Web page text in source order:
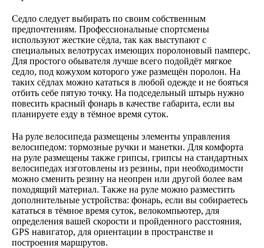
Седло следует выбирать по своим собственным
предпочтениям. Профессиональные спортсмены
используют жесткие сёдла, так как выступают с
специальных велотрусах имеющих поролоновый памперс.
Для простого обывателя лучше всего подойдёт мягкое
седло, под кожухом которого уже размещён поролон. На
таких сёдлах можно кататься в любой одежде и не бояться
отбить себе пятую точку. На подседельный штырь нужно
повесить красный фонарь в качестве габарита, если вы
планируете езду в тёмное время суток.
На руле велосипеда размещены элементы управления
велосипедом: тормозные ручки и манетки. Для комфорта
на руле размещены также грипсы, грипсы на стандартных
велосипедах изготовлены из резины, при необходимости
можно сменить резину на неопрен или другой более вам
походящий материал. Также на руле можно разместить
дополнительные устройства: фонарь, если вы собираетесь
кататься в тёмное время суток, велокомпьютер, для
определения вашей скорости и пройденного расстояния,
GPS навигатор, для ориентации в пространстве и
построения маршрутов.